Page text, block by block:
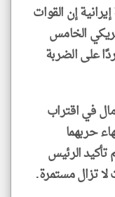
إن القوات
الخامس
على الضربة
في اقتراب
حربهما
تأكيد الرئيس
لا تزال مستمرة.